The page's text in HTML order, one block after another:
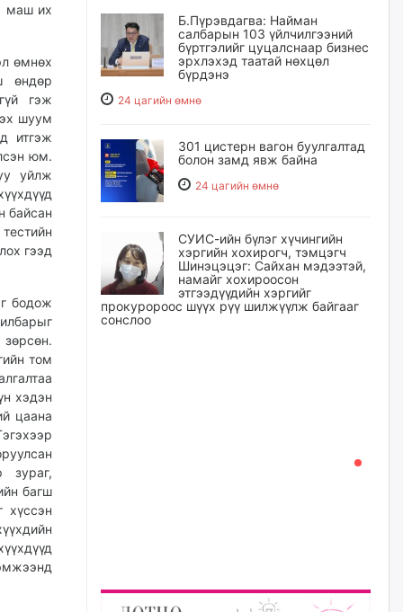
маш их
өмнөх
өндөр
гэж
шуум
итгэж
юм.
уйлж
байсан
гээд
бодож
том
хэдэн
цаана
зураг,
багш
хүссэн
Б.Пүрэвдагва: Найман
салбарын 103 үйлчилгээний
бүртгэлийг цуцалснаар бизнес
эрхлэхэд таатай нөхцөл
бүрдэнэ
24 цагийн өмнө
301 цистерн вагон буулгалтад
болон замд явж байна
24 цагийн өмнө
СУИС-ийн бүлэг хүчингийн
хэргийн хохирогч, тэмцэгч
Шинэцэцэг: Сайхан мэдээтэй,
намайг хохироосон
этгээдүүдийн хэргийг
прокуророос шүүх рүү шилжүүлж байгааг
сонслоо